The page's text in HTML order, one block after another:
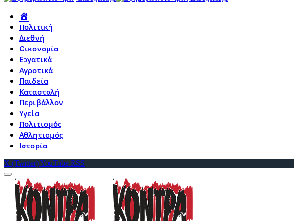
Πολιτική
Διεθνή
Οικονομία
Εργατικά
Αγροτικά
Παιδεία
Καταστολή
Περιβάλλον
Υγεία
Πολιτισμός
Αθλητισμός
Ιστορία
X (Twitter)YouTube RSS